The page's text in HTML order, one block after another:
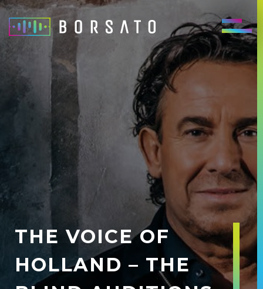
THE VOICE OF
HOLLAND – THE